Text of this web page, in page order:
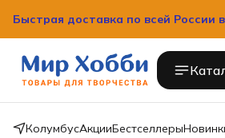
Быстрая доставка по всей
Быстрая доставка по всей
КолумбусАкцииБестселлеры